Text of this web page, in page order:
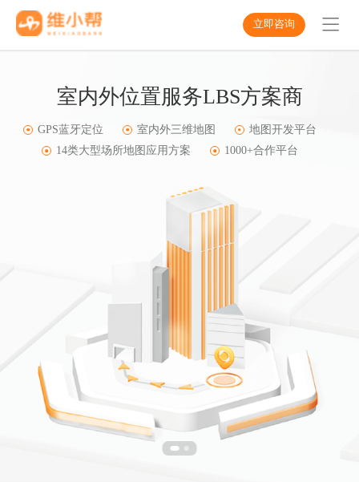
立即咨询
室内外位置服务LBS方案商
GPS蓝牙定位 室内外三维地图
地图开发平台
14类大型场所地图应用方案
1000+合作平台